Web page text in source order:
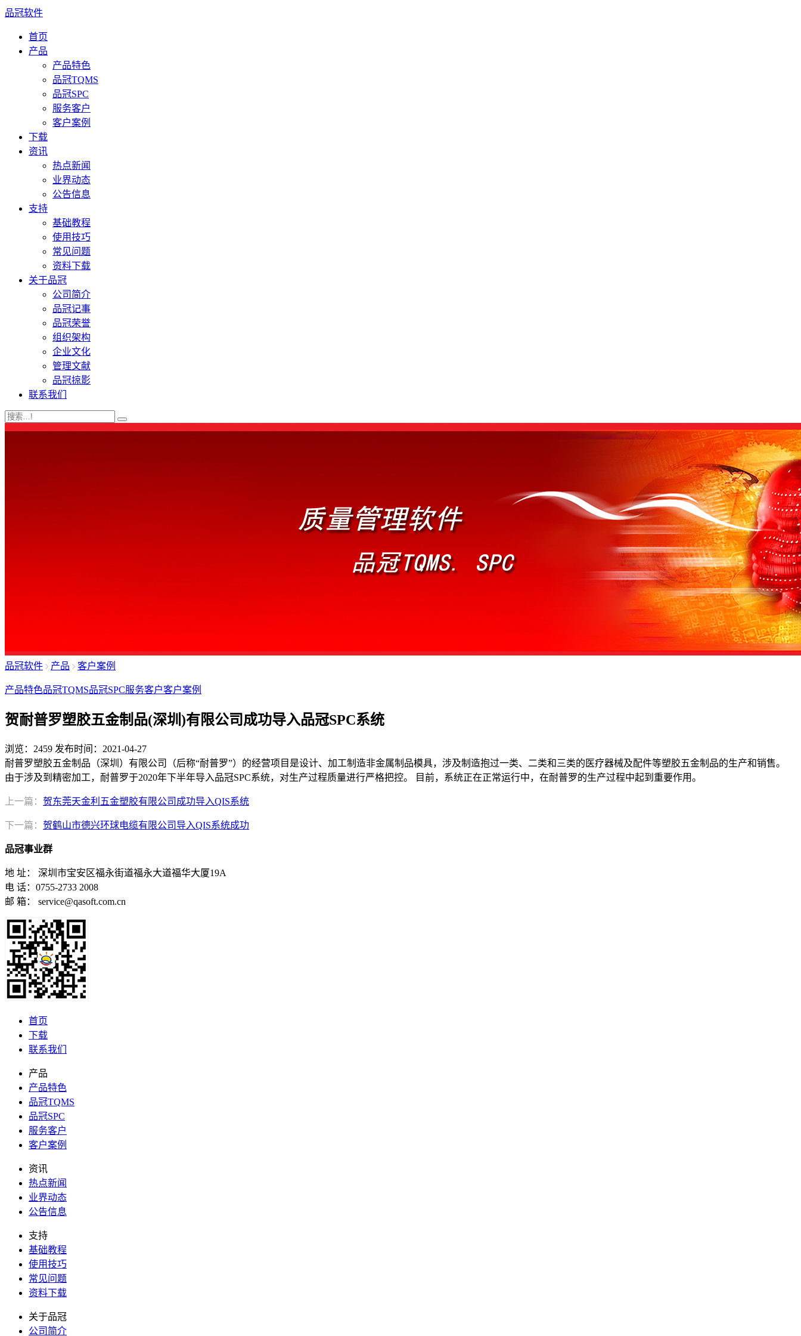
品冠软件
首页
产品
产品特色
品冠TQMS
品冠SPC
服务客户
客户案例
下载
资讯
热点新闻
业界动态
公告信息
支持
基础教程
使用技巧
常见问题
资料下载
关于品冠
公司简介
品冠记事
品冠荣誉
组织架构
企业文化
管理文献
品冠掠影
联系我们
品冠软件 产品 客户案例
产品特色品冠TQMS品冠SPC服务客户客户案例
贺耐普罗塑胶五金制品(深圳)有限公司成功导入品冠SPC系统
浏览：2459 发布时间：2021-04-27
耐普罗塑胶五金制品（深圳）有限公司（后称“耐普罗”）的经营项目是设计、加工制造非金属制品模具，涉及制造抱过一类、二类和三类的医疗器械及配件等塑胶五金制品的生产和销售。
由于涉及到精密加工，耐普罗于2020年下半年导入品冠SPC系统，对生产过程质量进行严格把控。 目前，系统正在正常运行中，在耐普罗的生产过程中起到重要作用。
上一篇： 贺东莞天金利五金塑胶有限公司成功导入QIS系统
下一篇： 贺鹤山市德兴环球电缆有限公司导入QIS系统成功
品冠事业群
地 址： 深圳市宝安区福永街道福永大道福华大厦19A
电 话：0755-2733 2008
邮 箱： service@qasoft.com.cn
首页
下载
联系我们
产品
产品特色
品冠TQMS
品冠SPC
服务客户
客户案例
资讯
热点新闻
业界动态
公告信息
支持
基础教程
使用技巧
常见问题
资料下载
关于品冠
公司简介